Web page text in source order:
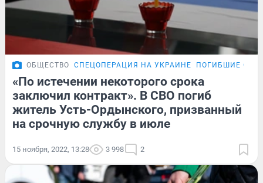
ОБЩЕСТВО СПЕЦОПЕРАЦИЯ НА УКРАИНЕ ПОГИБШИЕ
«По истечении некоторого срока
заключил контракт». В СВО погиб
житель Усть-Ордынского, призванный
на срочную службу в июле
15 ноября, 2022, 13:28 3 998 2